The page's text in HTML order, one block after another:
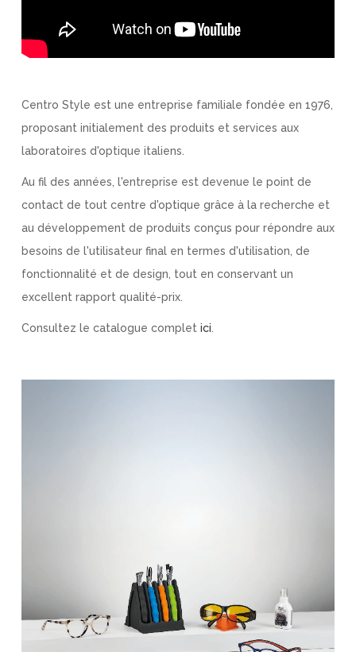
Centro Style est une entreprise familiale fondée en 1976,
proposant initialement des produits et services aux
laboratoires d'optique italiens.
Au fil des années, l'entreprise est devenue le point de
contact de tout centre d'optique grâce à la recherche et
au développement de produits conçus pour répondre aux
besoins de l'utilisateur final en termes d'utilisation, de
fonctionnalité et de design, tout en conservant un
excellent rapport qualité-prix.
Consultez le catalogue complet ici